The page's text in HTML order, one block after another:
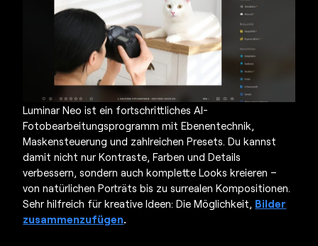
Luminar Neo ist ein fortschrittliches AI-
Fotobearbeitungsprogramm mit Ebenentechnik,
Maskensteuerung und zahlreichen Presets. Du kannst
damit nicht nur Kontraste, Farben und Details
verbessern, sondern auch komplette Looks kreieren –
von natürlichen Porträts bis zu surrealen Kompositionen.
Sehr hilfreich für kreative Ideen: Die Möglichkeit, Bilder
zusammenzufügen.